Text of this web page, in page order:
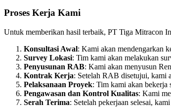
Proses Kerja Kami
Untuk memberikan hasil terbaik, PT Tiga Mitracon
Konsultasi Awal: Kami akan mendengarkan
Survey Lokasi: Tim kami akan melakukan
Penyusunan RAB: Kami akan menyusun
Kontrak Kerja: Setelah RAB disetujui, kami
Pelaksanaan Proyek: Tim kami akan bekerja
Pengawasan dan Kontrol Kualitas: Kami
Serah Terima: Setelah pekerjaan selesai,